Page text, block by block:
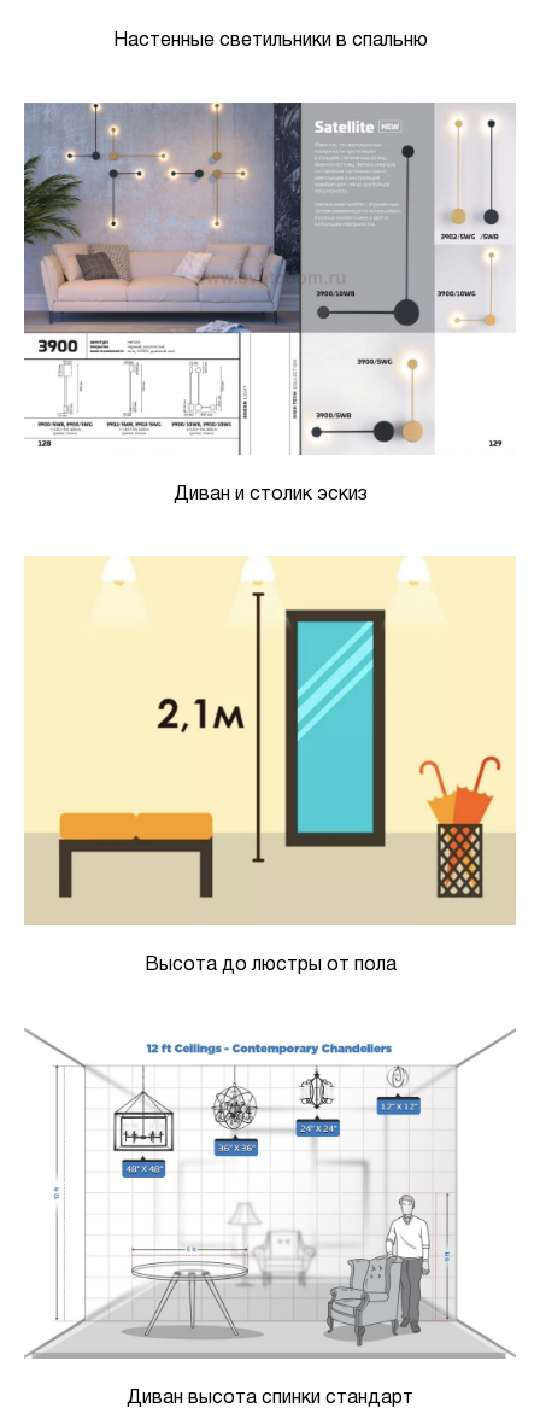
Настенные светильники в спальню
Диван и столик эскиз
Высота до люстры от пола
Диван высота спинки стандарт